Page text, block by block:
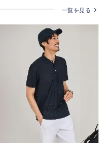
一覧を見る